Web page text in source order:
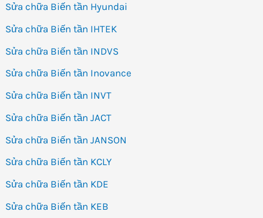
Sửa chữa Biến tần Hyundai
Sửa chữa Biến tần IHTEK
Sửa chữa Biến tần INDVS
Sửa chữa Biến tần Inovance
Sửa chữa Biến tần INVT
Sửa chữa Biến tần JACT
Sửa chữa Biến tần JANSON
Sửa chữa Biến tần KCLY
Sửa chữa Biến tần KDE
Sửa chữa Biến tần KEB